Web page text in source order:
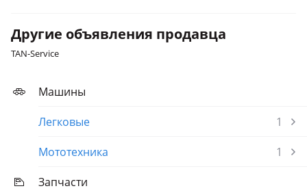
Другие объявления продавца
TAN-Service
Машины
Легковые
1
Мототехника
1
Запчасти